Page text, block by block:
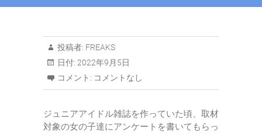
投稿者: FREAKS
日付: 2022年9月5日
コメント: コメントなし
ジュニアアイドル雑誌を作っていた頃、取材
対象の女の子達にアンケートを書いてもらっ